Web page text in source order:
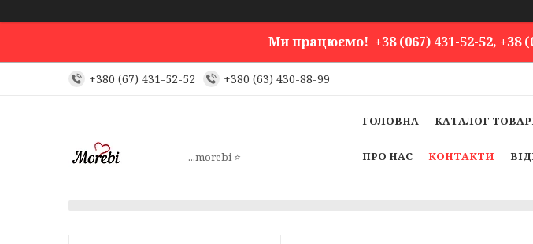
Ми працюємо! +38 (067) 431-52-52, +38
+380 (67) 431-52-52 +380 (63) 430-88-99
...morebi ⭐️
ГОЛОВНА КАТАЛОГ
ПРО НАС КОНТАКТИ